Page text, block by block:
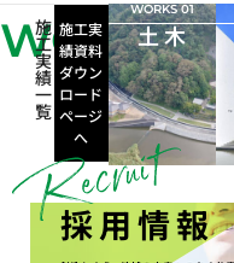
WORKS
施
工
実
績
一
覧
施工実
績資料
ダウン
ロード
ページ
へ
WORKS 01
土 木
採用情報